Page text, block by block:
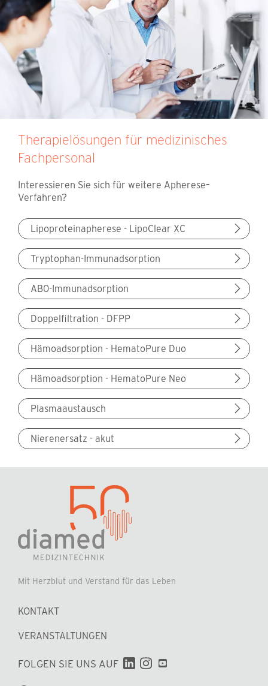
Therapielösungen für medizinisches
Fachpersonal
Interessieren Sie sich für weitere Apherese–
Verfahren?
Lipoproteinapherese - LipoClear XC
Tryptophan-Immunadsorption
AB0-Immunadsorption
Doppelfiltration - DFPP
Hämoadsorption - HematoPure Duo
Hämoadsorption - HematoPure Neo
Plasmaaustausch
Nierenersatz - akut
Mit Herzblut und Verstand für das Leben
überspringen
KONTAKT
VERANSTALTUNGEN
FOLGEN SIE UNS AUF